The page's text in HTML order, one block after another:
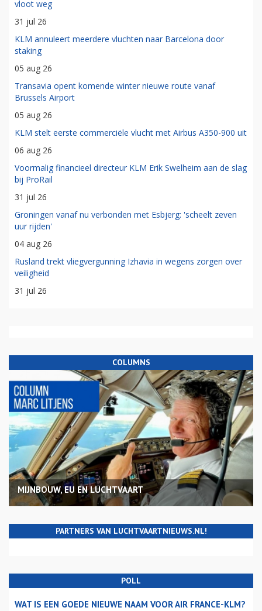
vloot weg
31 jul 26
KLM annuleert meerdere vluchten naar Barcelona door
staking
05 aug 26
Transavia opent komende winter nieuwe route vanaf
Brussels Airport
05 aug 26
KLM stelt eerste commerciële vlucht met Airbus A350-900 uit
06 aug 26
Voormalig financieel directeur KLM Erik Swelheim aan de slag
bij ProRail
31 jul 26
Groningen vanaf nu verbonden met Esbjerg: 'scheelt zeven
uur rijden'
04 aug 26
Rusland trekt vliegvergunning Izhavia in wegens zorgen over
veiligheid
31 jul 26
COLUMNS
MIJNBOUW, EU EN LUCHTVAART
PARTNERS VAN LUCHTVAARTNIEUWS.NL!
POLL
WAT IS EEN GOEDE NIEUWE NAAM VOOR AIR FRANCE-KLM?